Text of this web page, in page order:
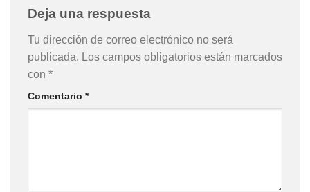
Deja una respuesta
Tu dirección de correo electrónico no será
publicada. Los campos obligatorios están marcados
con *
Comentario *